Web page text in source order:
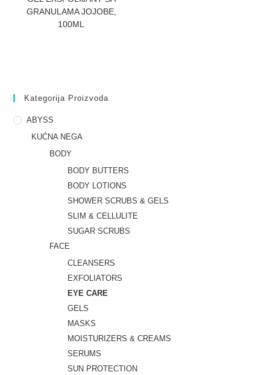
GRANULAMA JOJOBE,
100ML
Kategorija Proizvoda
ABYSS
KUĆNA NEGA
BODY
BODY BUTTERS
BODY LOTIONS
SHOWER SCRUBS & GELS
SLIM & CELLULITE
SUGAR SCRUBS
FACE
CLEANSERS
EXFOLIATORS
EYE CARE
GELS
MASKS
MOISTURIZERS & CREAMS
SERUMS
SUN PROTECTION